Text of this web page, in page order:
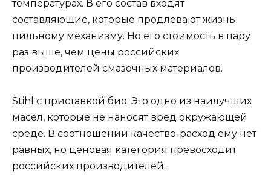
температурах. В его состав входят
составляющие, которые продлевают жизнь
пильному механизму. Но его стоимость в пару
раз выше, чем цены российских
производителей смазочных материалов.
Stihl с приставкой био. Это одно из наилучших
масел, которые не наносят вред окружающей
среде. В соотношении качество-расход ему нет
равных, но ценовая категория превосходит
российских производителей.